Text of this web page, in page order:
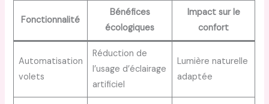
Fonctionnalité
Bénéfices
écologiques
Impact sur le
confort
Automatisation
volets
Réduction de
l’usage d’éclairage
artificiel
Lumière naturelle
adaptée